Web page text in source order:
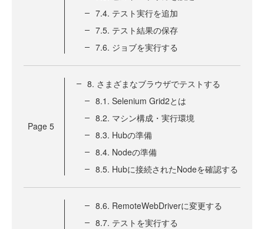
7.4. テスト実行を追加
7.5. テスト結果の保存
7.6. ジョブを実行する
Page 5
8. さまざまなブラウザでテストする
8.1. Selenium Grid2とは
8.2. マシン構成・実行環境
8.3. Hubの準備
8.4. Nodeの準備
8.5. Hubに接続されたNodeを確認する
8.6. RemoteWebDriverに変更する
8.7. テストを実行する